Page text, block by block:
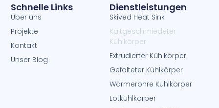
Dienstleistungen
Skived Heat Sink
Kaltgeschmiedeter
Kühlkörper
Extrudierter Kühlkörper
Gefalteter Kühlkörper
Wärmeröhre Kühlkörper
Lötkühlkörper
Schnelle Links
Über uns
Projekte
Kontakt
Unser Blog